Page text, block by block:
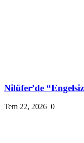
Nilüfer’de
Tem 22, 2026 0